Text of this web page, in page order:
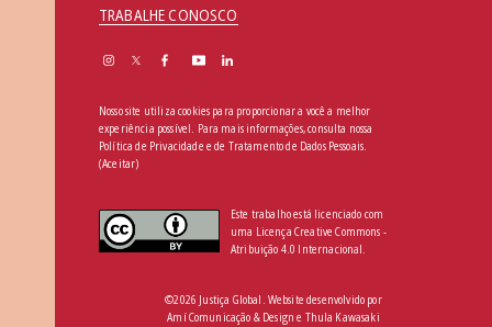
TRABALHE CONOSCO
Nosso site utiliza cookies para proporcionar a você a melhor
experiência possível. Para mais informações, consulta nossa
Política de Privacidade e de Tratamento de Dados Pessoais
(Aceitar)
Este trabalho está licenciado com
uma Licença Creative Commons -
Atribuição 4.0 Internacional.
©2026 Justiça Global. Website desenvolvido por
Amí Comunicação & Design e Thula Kawasaki